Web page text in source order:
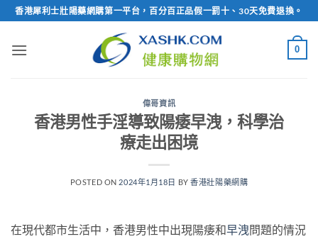
Skip
to
content
香港犀利士壯陽藥網購第一平台，百分百正品假一罰十、30天免費退換。
0
偉哥資訊
香港男性手淫導致陽痿早洩，科學治
療走出困境
POSTED ON 2024年1月18日 BY香港壯陽藥網購
在現代都市生活中，香港男性中出現陽痿和早洩問題的情況